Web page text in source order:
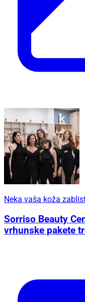
Neka vaša koža
Sorriso Beauty
vrhunske pakete